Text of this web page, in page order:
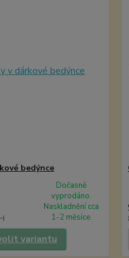
bedýnce
Dočasně
vyprodáno.
Naskladnění cca
1-2 měsíce.
variantu